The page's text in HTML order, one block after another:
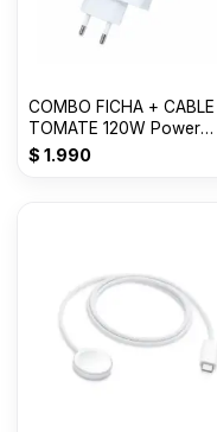
COMBO FICHA + CABLE
TOMATE 120W Power
Adapter Siut T-CH019
$ 1.990